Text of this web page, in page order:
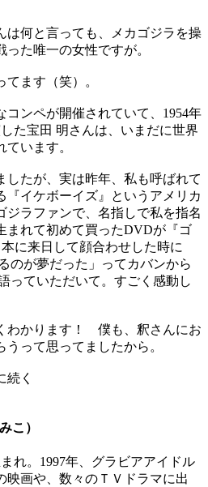
何と言っても、メカゴジラを操
た唯一の女性ですが。
ます（笑）。
ンペが開催されていて、1954年
た宝田 明さんは、いまだに世界
います。
たが、実は昨年、私も呼ばれて
『イケボーイズ』というアメリカ
ジラファンで、名指しで私を指名
まれて初めて買ったDVDが『ゴ
に来日して顔合わせした時に
のが夢だった」ってカバンから
っていただいて。すごく感動し
わかります！ 僕も、釈さんにお
って思ってましたから。
続く
こ）
れ。1997年、グラビアアイドル
映画や、数々のＴＶドラマに出